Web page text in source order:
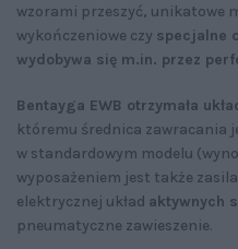
wzorami przeszyć, unikatowe
wykończeniowe czy specjalne
wydobywa się m.in. przez
Bentayga EWB otrzymała
któremu średnica zawracania
w standardowym modelu
wyposażeniem jest także
elektrycznej układ aktywnych
pneumatyczne zawieszenie.